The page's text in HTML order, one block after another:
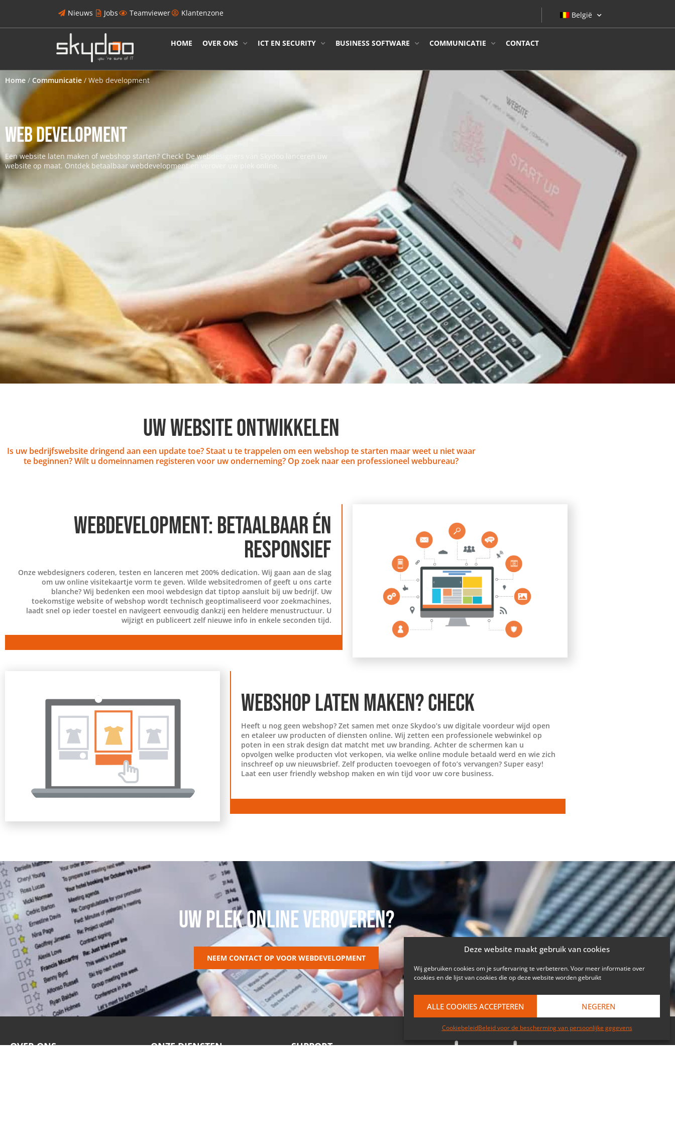
Deze website maakt gebruik van cookies
Wij gebruiken cookies om je surfervaring te verbeteren. Voor meer informatie over
cookies en de lijst van cookies die op deze website worden gebruikt
ALLE COOKIES ACCEPTEREN NEGEREN
CookiebeleidBeleid voor de bescherming van persoonlijke gegevens
Nieuws Jobs Teamviewer Klantenzone België
HOME OVER ONS ICT EN SECURITY BUSINESS SOFTWARE COMMUNICATIE CONTACT
Home / Communicatie / Web development
WEB DEVELOPMENT
Een website laten maken of webshop starten? Check! De webdesigners van Skydoo lanceren uw
website op maat. Ontdek betaalbaar webdevelopment en verover uw plek online.
UW WEBSITE ONTWIKKELEN
Is uw bedrijfswebsite dringend aan een update toe? Staat u te trappelen om een webshop te starten maar weet u niet waar
te beginnen? Wilt u domeinnamen registeren voor uw onderneming? Op zoek naar een professioneel webbureau?
WEBDEVELOPMENT: BETAALBAAR ÉN
RESPONSIEF
Onze webdesigners coderen, testen en lanceren met 200% dedication. Wij gaan aan de slag
om uw online visitekaartje vorm te geven. Wilde websitedromen of geeft u ons carte
blanche? Wij bedenken een mooi webdesign dat tiptop aansluit bij uw bedrijf. Uw
toekomstige website of webshop wordt technisch geoptimaliseerd voor zoekmachines,
laadt snel op ieder toestel en navigeert eenvoudig dankzij een heldere menustructuur. U
wijzigt en publiceert zelf nieuwe info in enkele seconden tijd.
WEBSHOP LATEN MAKEN? CHECK
Heeft u nog geen webshop? Zet samen met onze Skydoo’s uw digitale voordeur wijd open
en etaleer uw producten of diensten online. Wij zetten een professionele webwinkel op
poten in een strak design dat matcht met uw branding. Achter de schermen kan u
opvolgen welke producten vlot verkopen, via welke online module betaald werd en wie zich
inschreef op uw nieuwsbrief. Zelf producten toevoegen of foto’s vervangen? Super easy!
Laat een user friendly webshop maken en win tijd voor uw core business.
UW PLEK ONLINE VEROVEREN?
NEEM CONTACT OP VOOR WEBDEVELOPMENT
OVER ONS ONZE DIENSTEN SUPPORT